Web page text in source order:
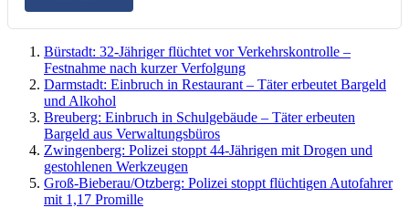
Bürstadt: 32-Jähriger flüchtet vor Verkehrskontrolle –
Festnahme nach kurzer Verfolgung
Darmstadt: Einbruch in Restaurant – Täter erbeutet Bargeld
und Alkohol
Breuberg: Einbruch in Schulgebäude – Täter erbeuten
Bargeld aus Verwaltungsbüros
Zwingenberg: Polizei stoppt 44-Jährigen mit Drogen und
gestohlenen Werkzeugen
Groß-Bieberau/Otzberg: Polizei stoppt flüchtigen Autofahrer
mit 1,17 Promille